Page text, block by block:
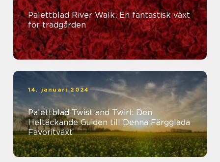
Palettblad River Walk: En fantastisk växt
för trädgården
14. januari 2024
Palettblad Twist and Twirl: Den
Heltäckande Guiden till Denna Färgglada
Favoritväxt